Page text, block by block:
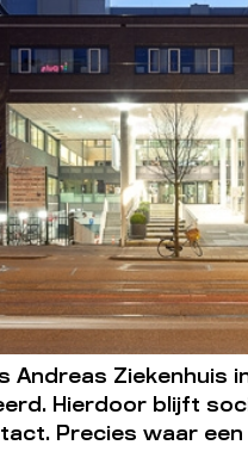
Ziekenhuis
Hierdoor blijft
Precies waar